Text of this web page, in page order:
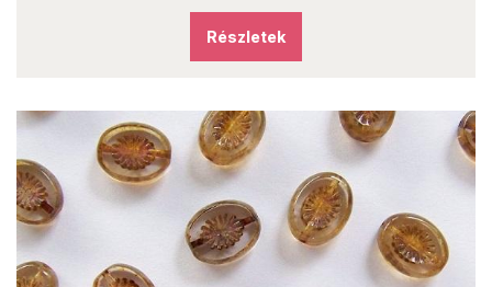
Részletek